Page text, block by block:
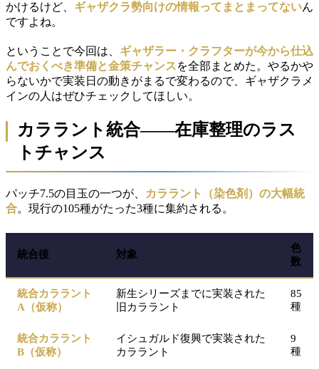
かけるけど、 ギャザクラ勢向けの情報ってまとまってないん
ですよね。
ということで今回は、 ギャザラー・クラフターが今から仕込
んでおくべき準備と金策チャンスを全部まとめた。やるかや
らないかで実装日の動きがまるで変わるので、ギャザクラメ
インの人はぜひチェックしてほしい。
カララント統合――在庫整理のラス
トチャンス
パッチ7.5の目玉の一つが、
カララント（染色剤）の大幅統
合。現行の105種がたった3種に集約される。
統合後 対象
色
数
統合カララント
A（仮称）
新生シリーズまでに実装された
旧カララント
85
種
統合カララント
B（仮称）
イシュガルド復興で実装された
カララント
9
種